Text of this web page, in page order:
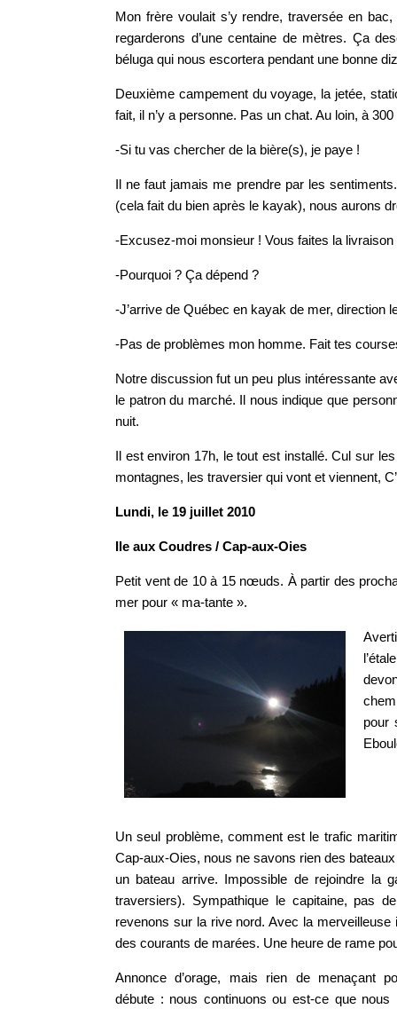
Mon frère voulait s’y rendre, traversée en
regarderons d’une centaine de mètres. Ça
béluga qui nous escortera pendant une bonne
Deuxième campement du voyage, la jetée,
fait, il n’y a personne. Pas un chat. Au loin, à
-Si tu vas chercher de la bière(s), je paye !
Il ne faut jamais me prendre par les
(cela fait du bien après le kayak), nous aurons
-Excusez-moi monsieur ! Vous faites la livraison
-Pourquoi ? Ça dépend ?
-J’arrive de Québec en kayak de mer,
-Pas de problèmes mon homme. Fait tes
Notre discussion fut un peu plus intéressante
le patron du marché. Il nous indique que
nuit.
Il est environ 17h, le tout est installé. Cul sur
montagnes, les traversier qui vont et viennent,
Lundi, le 19 juillet 2010
Ile aux Coudres / Cap-aux-Oies
Petit vent de 10 à 15 nœuds. À partir des
mer pour « ma-tante ».
pour
Un seul problème, comment est le trafic
Cap-aux-Oies, nous ne savons rien des
un bateau arrive. Impossible de rejoindre la
traversiers). Sympathique le capitaine, pas
revenons sur la rive nord. Avec la
des courants de marées. Une heure de rame
Annonce d’orage, mais rien de menaçant
débute : nous continuons ou est-ce que